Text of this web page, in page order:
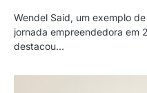
Wendel Said, um exemplo
jornada empreendedora em
destacou…